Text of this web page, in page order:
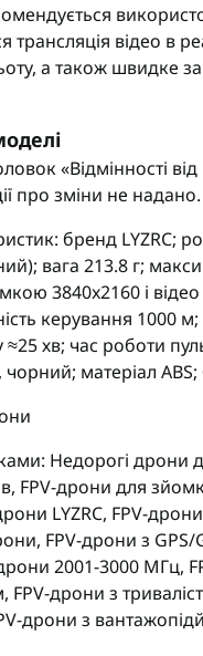
трансляція відео в
а також швидке
«Відмінності
про зміни не надано.
бренд LYZRC;
вага 213.8 г;
3840x2160 і відео
керування 1000
хв; час роботи
матеріал ABS;
Недорогі дрони
, FPV-дрони для
LYZRC, FPV-
, FPV-дрони з GPS/
2001-3000 МГц,
, FPV-дрони з
дрони з